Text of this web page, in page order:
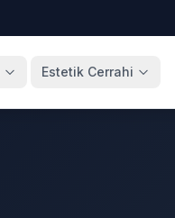
Estetik Cerrahi